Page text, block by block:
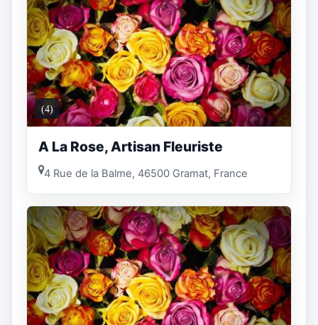
(4)
A La Rose, Artisan Fleuriste
4 Rue de la Balme, 46500 Gramat, France